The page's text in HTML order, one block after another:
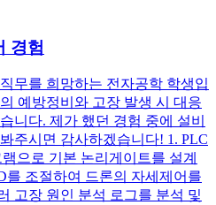
경험
무를 희망하는 전자공학 학생입
예방정비와 고장 발생 시 대응
니다. 제가 했던 경험 중에 설비
주시면 감사하겠습니다! 1. PLC
으로 기본 논리게이트를 설계
를 조절하여 드론의 자세제어를
고장 원인 분석 로그를 분석 및